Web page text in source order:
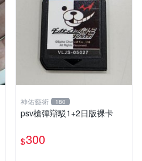
神佑藝術 180
psv槍彈辯駁1+2日版裸卡
$300